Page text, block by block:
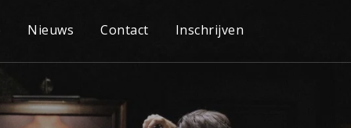
Nieuws Contact Inschrijven